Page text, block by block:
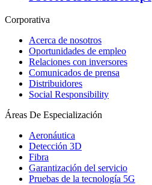
Corporativa
Acerca de nosotros
Oportunidades de empleo
Relaciones con inversores
Comunicados de prensa
Distribuidores
Social Responsibility
Áreas De Especialización
Aeronáutica
Detección 3D
Fibra
Garantización del servicio
Pruebas de la tecnología 5G